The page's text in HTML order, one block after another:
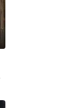
段，接连破获数起
受害者；临终前
窃，戏班主横尸戏